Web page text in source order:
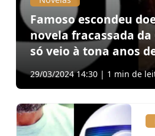
Famoso escondeu
novela fracassada da
só veio à tona anos
29/03/2024 14:30 | 1 min de